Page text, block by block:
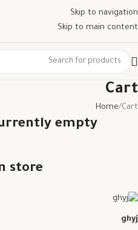
Skip to navigation
Skip to main content
Cart
Home Cart
empty!
store
ghyj